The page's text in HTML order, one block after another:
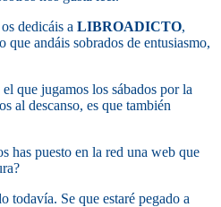
dedicáis a LIBROADICTO,
andáis sobrados de entusiasmo,
que jugamos los sábados por la
al descanso, es que también
has puesto en la red una web que
todavía. Se que estaré pegado a